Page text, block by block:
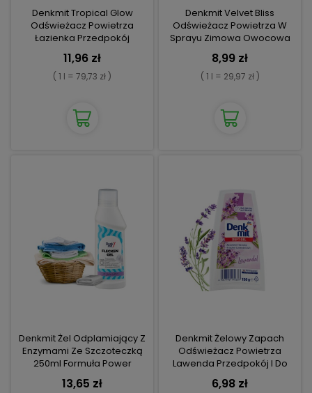
Denkmit Tropical Glow
Odświeżacz Powietrza
Łazienka Przedpokój
Owocowo Dzrewny Zapach
11,96 zł
( 1 l = 79,73 zł )
Denkmit Velvet Bliss
Odświeżacz Powietrza W
Sprayu Zimowa Owocowa
Aura
8,99 zł
( 1 l = 29,97 zł )
Denkmit Żel Odplamiający Z
Enzymami Ze Szczoteczką
250ml Formuła Power
13,65 zł
Denkmit Żelowy Zapach
Odświeżacz Powietrza
Lawenda Przedpokój I Do
Łazienki
6,98 zł